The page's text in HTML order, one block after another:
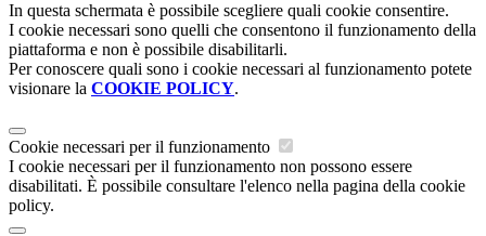
In questa schermata è possibile scegliere quali cookie consentire.
I cookie necessari sono quelli che consentono il funzionamento della
piattaforma e non è possibile disabilitarli.
Per conoscere quali sono i cookie necessari al funzionamento potete
visionare la COOKIE POLICY.
Cookie necessari per il funzionamento
I cookie necessari per il funzionamento non possono essere
disabilitati. È possibile consultare l'elenco nella pagina della cookie
policy.